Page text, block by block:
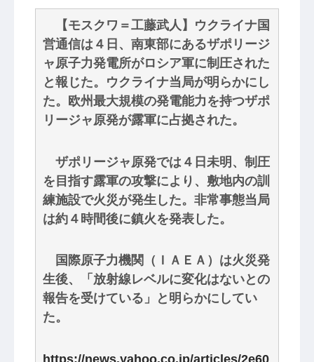
【モスクワ＝工藤武人】ウクライナ国
営通信は４日、南東部にあるザポリージ
ャ原子力発電所がロシア軍に制圧された
と報じた。ウクライナ当局が明らかにし
た。欧州最大規模の発電能力を持つザポ
リージャ原発が露軍に占拠された。
ザポリージャ原発では４日未明、制圧
を目指す露軍の攻撃により、敷地内の訓
練施設で火災が発生した。非常事態当局
は約４時間後に鎮火を発表した。
国際原子力機関（ＩＡＥＡ）は火災発
生後、「放射線レベルに変化はないとの
報告を受けている」と明らかにしてい
た。
https://news.yahoo.co.jp/articles/2e60